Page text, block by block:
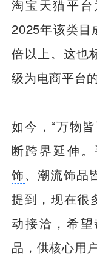
淘宝天猫平
2025年该类目
倍以上。这也
级为电商平台
如今，“万物
断跨界延伸。
饰、潮流饰品
提到，现在很
动接洽，希
品，供核心用